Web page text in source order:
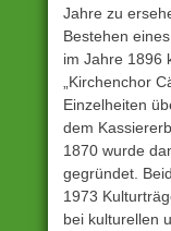
Jahre zu
Bestehen
im Jahre 1896
„Kirchenchor
Einzelheiten
dem
1870 wurde
gegründet.
1973
bei kulturellen